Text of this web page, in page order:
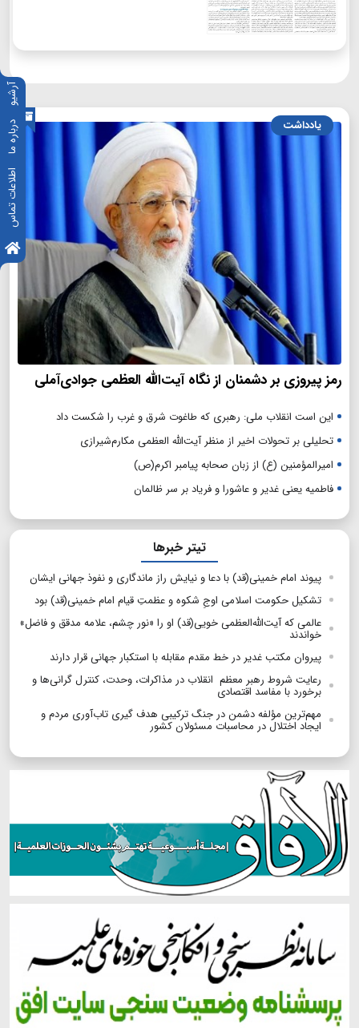
آرشیو
درباره ما
اطلاعات تماس
یادداشت
رمز پیروزی بر دشمنان از نگاه آیت‌الله العظمی جوادی‌آملی
این است انقلاب ملی: رهبری که طاغوت شرق و غرب را شکست داد
تحلیلی بر تحولات اخیر از منظر آیت‌الله العظمی مکارم‌شیرازی
امیرالمؤمنین (ع) از زبان صحابه پیامبر اکرم(ص)
فاطمیه یعنی غدیر و عاشورا و فریاد بر سر ظالمان
تیتر خبرها
پیوند امام خمینی(قد) با دعا و نیایش راز ماندگاری و نفوذ جهانی ایشان
تشکیل حکومت اسلامی اوجِ شکوه و عظمتِ قیام امام خمینی(قد) بود
عالمی که آیت‌الله‌العظمی خویی(قد) او را «نور چشم، علامه مدقق و فاضل»
خواندند
پیروان مکتب غدیر در خط مقدم مقابله با استکبار جهانی قرار دارند
رعایت شروط رهبر معظم انقلاب در مذاکرات، وحدت، کنترل گرانی‌ها و
برخورد با مفاسد اقتصادی
مهم‌ترین مؤلفه دشمن در جنگ ترکیبی هدف گیری تاب‌آوری مردم و
ایجاد اختلال در محاسبات مسئولان کشور